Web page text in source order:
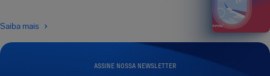
ASSINE NOSSA NEWSLETTER
Saiba mais